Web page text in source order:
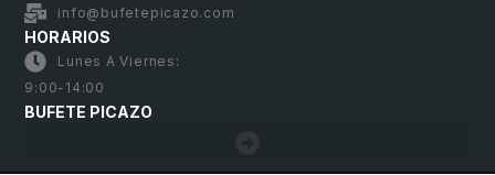
info@bufetepicazo.com
HORARIOS
Lunes A Viernes:
9:00-14:00
BUFETE PICAZO